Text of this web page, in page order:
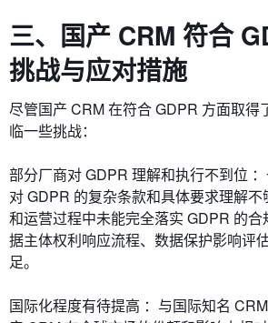
三、国产 CRM 符合
挑战与应对措施
尽管国产 CRM 在符合 GDPR 方面取得
临一些挑战：
部分厂商对 GDPR 理解和执行不到位
对 GDPR 的复杂条款和具体要求理解
和运营过程中未能完全落实 GDPR 的
据主体权利响应流程、数据保护影响评
足。
国际化程度有待提高 ：与国际知名